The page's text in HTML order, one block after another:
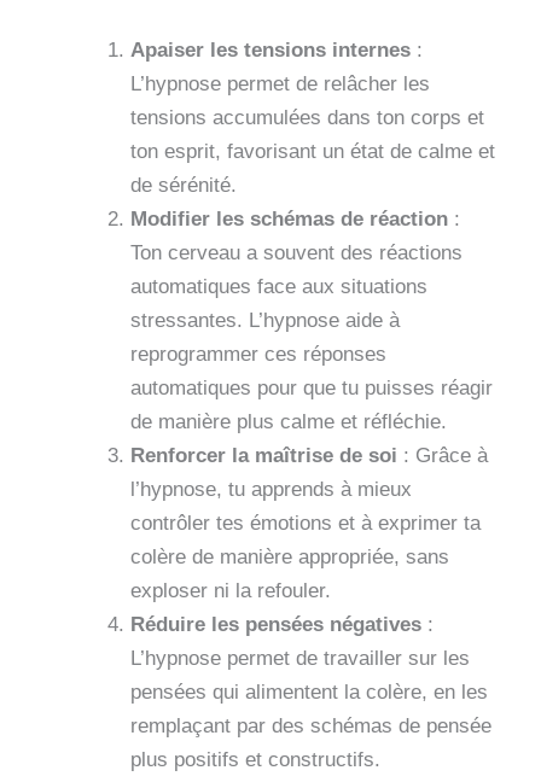
Apaiser les tensions internes :
L’hypnose permet de relâcher les
tensions accumulées dans ton corps et
ton esprit, favorisant un état de calme et
de sérénité.
Modifier les schémas de réaction :
Ton cerveau a souvent des réactions
automatiques face aux situations
stressantes. L’hypnose aide à
reprogrammer ces réponses
automatiques pour que tu puisses réagir
de manière plus calme et réfléchie.
Renforcer la maîtrise de soi : Grâce à
l’hypnose, tu apprends à mieux
contrôler tes émotions et à exprimer ta
colère de manière appropriée, sans
exploser ni la refouler.
Réduire les pensées négatives :
L’hypnose permet de travailler sur les
pensées qui alimentent la colère, en les
remplaçant par des schémas de pensée
plus positifs et constructifs.